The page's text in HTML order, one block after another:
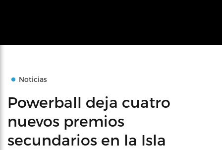
Noticias
Powerball deja cuatro
nuevos premios
secundarios en la Isla